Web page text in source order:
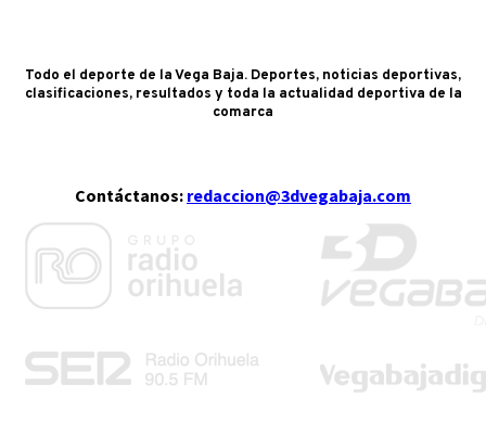
Todo el deporte de la Vega Baja. Deportes, noticias deportivas,
clasificaciones, resultados y toda la actualidad deportiva de la
comarca
Contáctanos: redaccion@3dvegabaja.com